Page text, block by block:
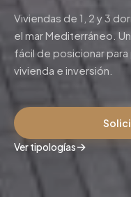
Viviendas de 1, 2 y 3
el mar Mediterráneo.
fácil de posicionar
vivienda e inversión.
Ver tipologías→